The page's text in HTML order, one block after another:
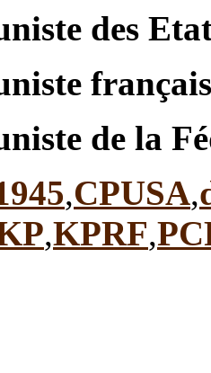
des
français
de la
,CPUSA,
,KPRF,